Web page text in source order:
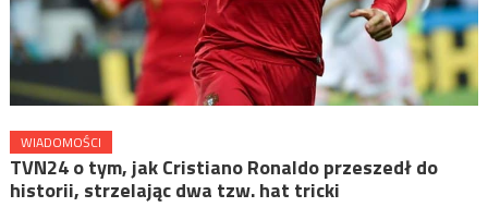
WIADOMOŚCI
TVN24 o tym, jak Cristiano Ronaldo przeszedł do
historii, strzelając dwa tzw. hat tricki